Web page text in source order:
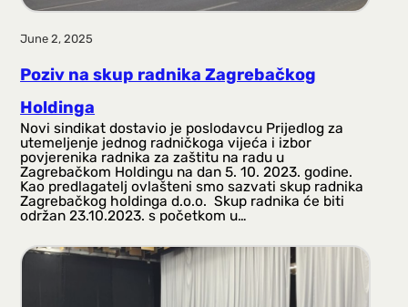
June 2, 2025
Poziv na skup radnika Zagrebačkog
Holdinga
Novi sindikat dostavio je poslodavcu Prijedlog za
utemeljenje jednog radničkoga vijeća i izbor
povjerenika radnika za zaštitu na radu u
Zagrebačkom Holdingu na dan 5. 10. 2023. godine.
Kao predlagatelj ovlašteni smo sazvati skup radnika
Zagrebačkog holdinga d.o.o. Skup radnika će biti
održan 23.10.2023. s početkom u…